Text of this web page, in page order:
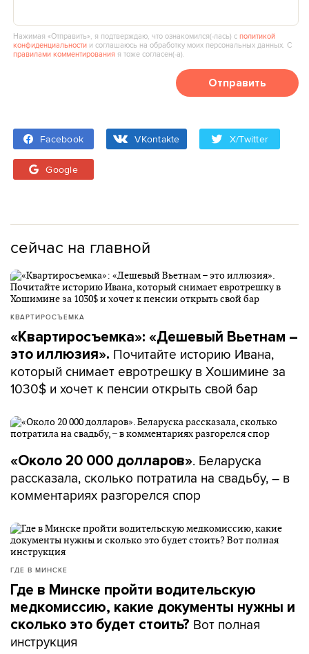
Нажимая «Отправить», я подтверждаю, что ознакомился(‑лась) сполитикой
конфиденциальности и соглашаюсь на обработку моих персональных данных. С
правилами комментирования я тоже согласен(‑а).
Отправить
Facebook VKontakte X/Twitter
Google
сейчас на главной
КВАРТИРОСЪЕМКА
«Квартиросъемка»: «Дешевый Вьетнам –
это иллюзия». Почитайте историю Ивана,
который снимает евротрешку в Хошимине за
1030$ и хочет к пенсии открыть свой бар
«Около 20 000 долларов». Беларуска
рассказала, сколько потратила на свадьбу, – в
комментариях разгорелся спор
ГДЕ В МИНСКЕ
Где в Минске пройти водительскую
медкомиссию, какие документы нужны и
сколько это будет стоить? Вот полная
инструкция